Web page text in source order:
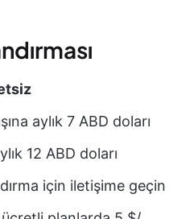
aylık 7 ABD doları
12 ABD doları
için iletişime geçin